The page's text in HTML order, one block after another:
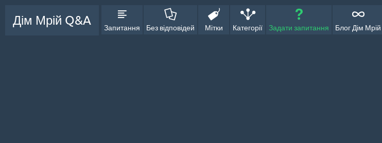
Дім Мрій Q&A
Запитання Без відповідей Мітки Категорії Задати запитання Блог Дім Мрій